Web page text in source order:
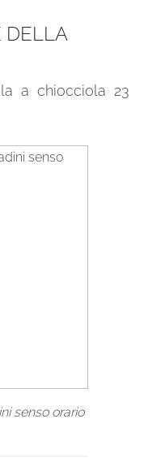
DELLA
a chiocciola 23
senso orario